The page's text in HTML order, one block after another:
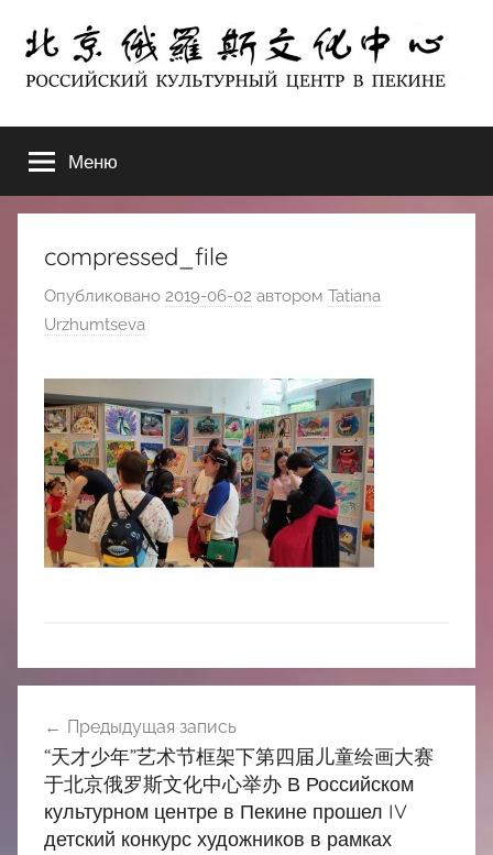
содержимому
北
京
罗
斯
文
化
中
心
ЦЕНТР
В
ПЕКИНЕ
Меню
compressed_file
Опубликовано 2019-06-02 автором Tatiana
Urzhumtseva
по
записям
Предыдущая запись
“天才少年”艺术节框架下第四届儿童绘画大赛
于北京俄罗斯文化中心举办 В Российском
культурном центре в Пекине прошел IV
детский конкурс художников в рамках